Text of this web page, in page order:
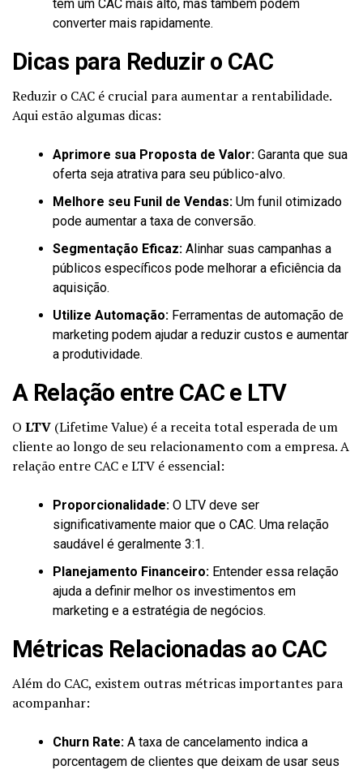
têm um CAC mais alto, mas também podem
converter mais rapidamente.
Dicas para Reduzir o CAC
Reduzir o CAC é crucial para aumentar a rentabilidade.
Aqui estão algumas dicas:
Aprimore sua Proposta de Valor: Garanta que sua
oferta seja atrativa para seu público-alvo.
Melhore seu Funil de Vendas: Um funil otimizado
pode aumentar a taxa de conversão.
Segmentação Eficaz: Alinhar suas campanhas a
públicos específicos pode melhorar a eficiência da
aquisição.
Utilize Automação: Ferramentas de automação de
marketing podem ajudar a reduzir custos e aumentar
a produtividade.
A Relação entre CAC e LTV
O LTV (Lifetime Value) é a receita total esperada de um
cliente ao longo de seu relacionamento com a empresa. A
relação entre CAC e LTV é essencial:
Proporcionalidade: O LTV deve ser
significativamente maior que o CAC. Uma relação
saudável é geralmente 3:1.
Planejamento Financeiro: Entender essa relação
ajuda a definir melhor os investimentos em
marketing e a estratégia de negócios.
Métricas Relacionadas ao CAC
Além do CAC, existem outras métricas importantes para
acompanhar:
Churn Rate: A taxa de cancelamento indica a
porcentagem de clientes que deixam de usar seus